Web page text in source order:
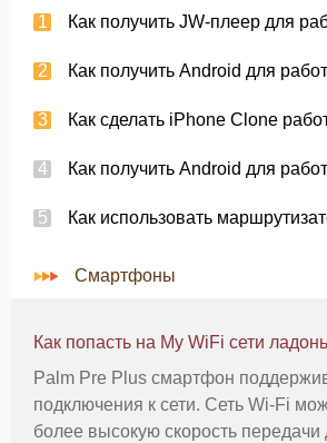
Как получить JW-плеер для
Как получить Android для
Как получить Android для
Как использовать
Смартфоны
Как попасть на My WiFi сети
Palm Pre Plus смартфон
подключения к сети. Сеть Wi-Fi
более высокую скорость